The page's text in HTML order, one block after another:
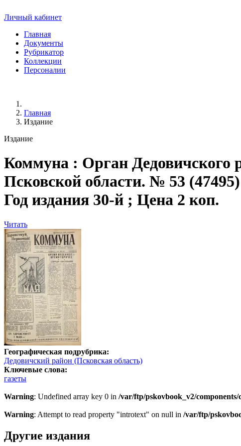
Личный кабинет
Главная
Документы
Рубрикатор
Коллекции
Персоналии
Главная
Издание
Издание
Коммуна : Орган Дедовичского
Псковской области. № 53
Год издания 30-й ; Цена 2 коп.
Читать
Географическая подрубрика:
Дедовичский район (Псковская область)
Ключевые слова:
газеты
Warning: Undefined array key 0 in /var/ftp/pskovbook_v2/
Warning: Attempt to read property "introtext" on null in /var/ftp/
Другие издания